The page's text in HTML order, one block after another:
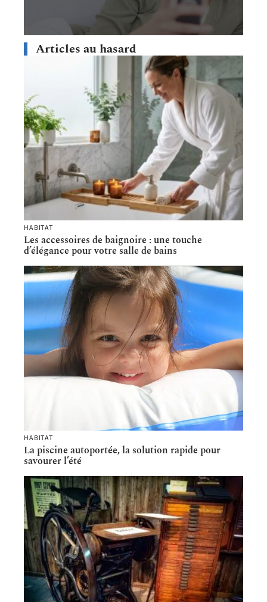
Articles au hasard
HABITAT
Les accessoires de baignoire : une touche
d’élégance pour votre salle de bains
HABITAT
La piscine autoportée, la solution rapide pour
savourer l’été